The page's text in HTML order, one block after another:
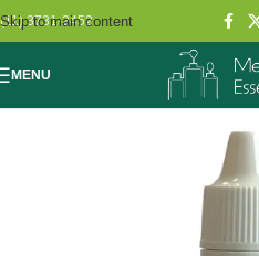
Skip to main content
(11) 3731-2452
MENU